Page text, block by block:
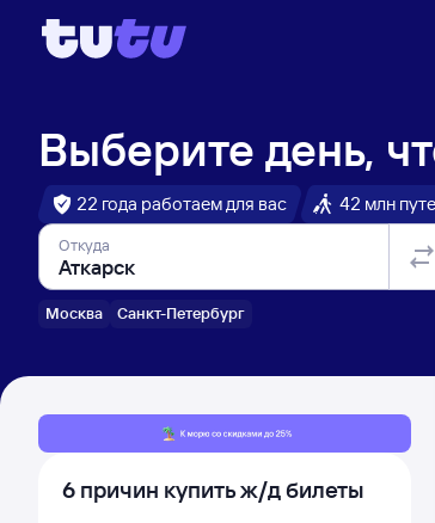
Выберите день,
22 года работаем для вас 42 млн
Откуда
Москва Санкт-Петербург
6 причин купить ж/д билеты